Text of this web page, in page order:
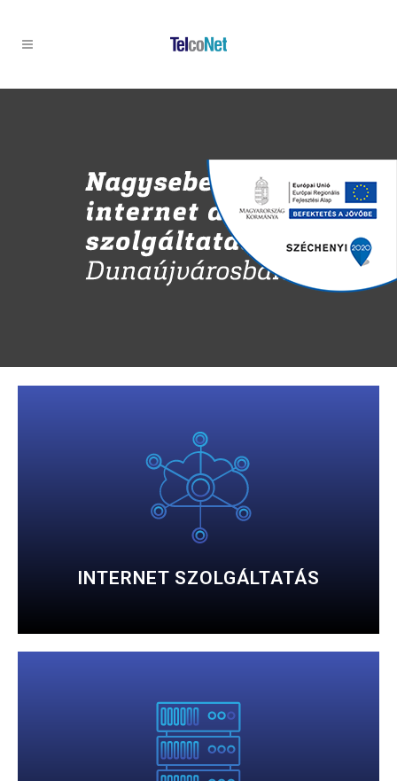
INTERNET SZOLGÁLTATÁS
Garantált sávszélességű, biztonságos internet elérés.
RÉSZLETESEN
RÉSZLETESEN